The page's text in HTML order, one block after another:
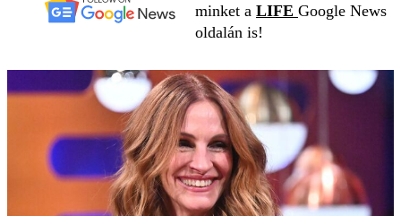
minket a LIFE Google News
oldalán is!